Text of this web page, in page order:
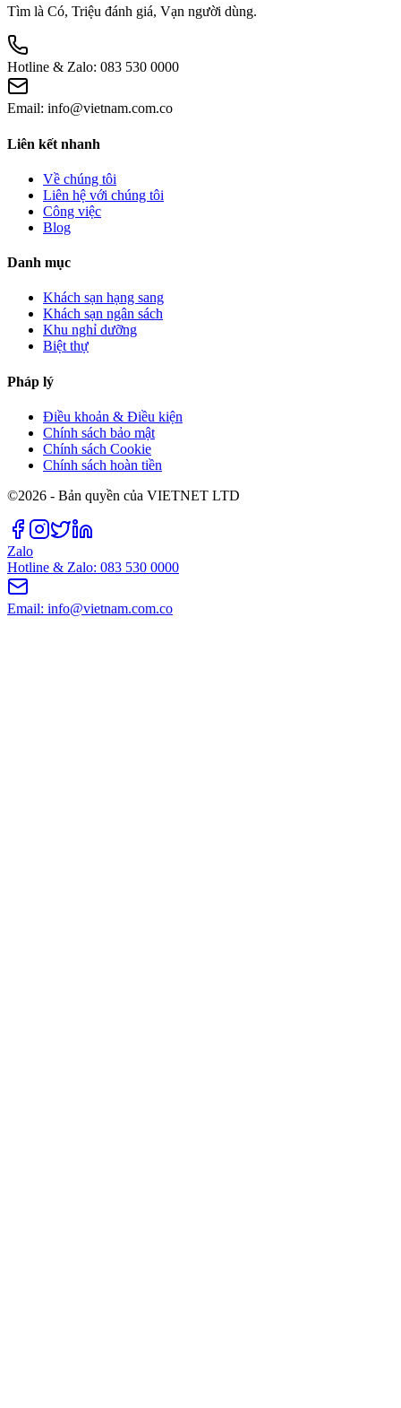
Tìm là Có, Triệu đánh giá, Vạn người dùng.
Hotline & Zalo: 083 530 0000
Email: info@vietnam.com.co
Liên kết nhanh
Về chúng tôi
Liên hệ với chúng tôi
Công việc
Blog
Danh mục
Khách sạn hạng sang
Khách sạn ngân sách
Khu nghỉ dưỡng
Biệt thự
Pháp lý
Điều khoản & Điều kiện
Chính sách bảo mật
Chính sách Cookie
Chính sách hoàn tiền
©2026 - Bản quyền của VIETNET LTD
Zalo
Hotline & Zalo: 083 530 0000
Email: info@vietnam.com.co